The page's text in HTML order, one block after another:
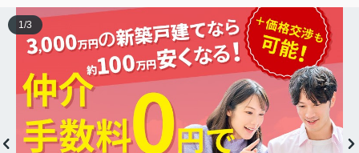
1/3